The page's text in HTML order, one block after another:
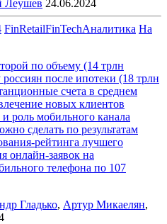
Леушев 24.06.2024
FinRetailFinTechАналитика На
по объему (14 трлн
после ипотеки (18 трлн
счета в среднем
новых клиентов
роль мобильного канала
сделать по результатам
рейтинга лучшего
онлайн-заявок на
телефона по 107
Гладько, Артур Микаелян,